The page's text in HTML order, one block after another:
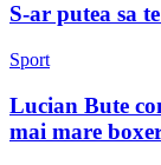
S-ar putea sa
Sport
Lucian Bute
mai mare